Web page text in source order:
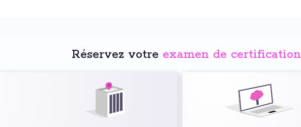
Réservez votre examen de certification